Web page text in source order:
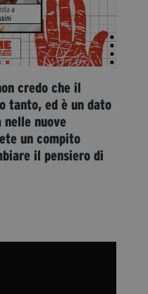
credo che il
tanto, ed è un dato
nuove
un compito
il pensiero di